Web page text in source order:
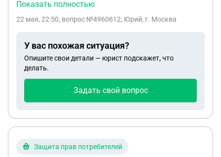
решила установить в моем доме видеокамеры,
жильцы эти камеры с абонентской платой в 250
р/мес. Когда меня спросили я отказался,
подписывать мне ничего не давали, а через какое
там по всем пунктам: Согласие на установку
моего имени собственницу моего дома (которую
абонентской платы. И это решение подписано,
Показать полностью
22 мая, 22:50, вопрос №4960612, Юрий, г. Москва
У вас похожая ситуация?
Опишите свои детали — юрист подскажет, что
делать.
Задать свой вопрос
Защита прав потребителей